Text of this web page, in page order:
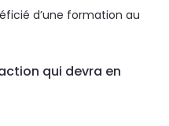
d’une formation au
qui devra en